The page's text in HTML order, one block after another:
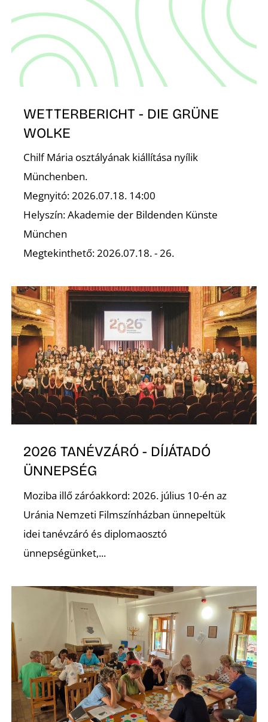
WETTERBERICHT - DIE GRÜNE
WOLKE
Chilf Mária osztályának kiállítása nyílik
Münchenben.
Megnyitó: 2026.07.18. 14:00
Helyszín: Akademie der Bildenden Künste
München
Megtekinthető: 2026.07.18. - 26.
2026 TANÉVZÁRÓ - DÍJÁTADÓ
ÜNNEPSÉG
Moziba illő záróakkord: 2026. július 10-én az
Uránia Nemzeti Filmszínházban ünnepeltük
idei tanévzáró és diplomaosztó
ünnepségünket,...